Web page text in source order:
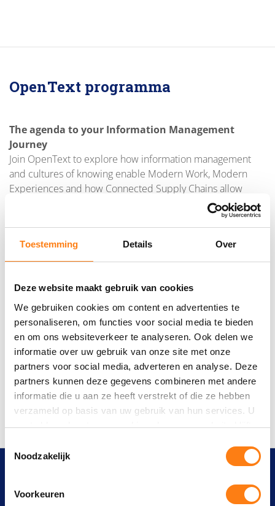
Toestemming Details Over
Deze website maakt gebruik van cookies
We gebruiken cookies om content en advertenties te
personaliseren, om functies voor social media te bieden
en om ons websiteverkeer te analyseren. Ook delen we
informatie over uw gebruik van onze site met onze
partners voor social media, adverteren en analyse. Deze
partners kunnen deze gegevens combineren met andere
informatie die u aan ze heeft verstrekt of die ze hebben
verzameld op basis van uw gebruik van hun services. U
gaat akkoord met onze cookies als u onze website blijft
Noodzakelijk
Voorkeuren
OpenText programma
The agenda to your Information Management
Journey
Join OpenText to explore how information management
and cultures of knowing enable Modern Work, Modern
Experiences and how Connected Supply Chains allow
business to grow, scale and be efficient. Attendees will
learn new strategies to transform their business, stay ahead
disruptions.
Chart your path:
Learn about the future of our Information Platform and
how OpenText shapes the future in our OpenText
Cloud through our Project Titanium and our Core
Platform.
See how OpenText connects with leading applications
(e.g. Microsoft and SAP) to support your Information
Management Journey.
Exchange information and learn from our customers,
partners and subject matter experts on this journey.